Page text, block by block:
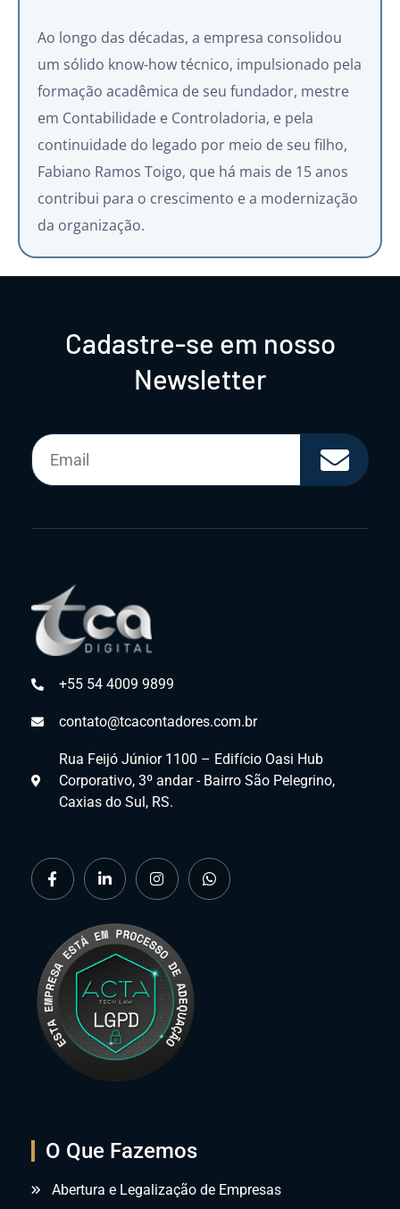
Ao longo das décadas, a empresa consolidou
um sólido know-how técnico, impulsionado pela
formação acadêmica de seu fundador, mestre
em Contabilidade e Controladoria, e pela
continuidade do legado por meio de seu filho,
Fabiano Ramos Toigo, que há mais de 15 anos
contribui para o crescimento e a modernização
da organização.
Cadastre-se em nosso
Newsletter
+55 54 4009 9899
contato@tcacontadores.com.br
Rua Feijó Júnior 1100 – Edifício Oasi Hub
Corporativo, 3º andar - Bairro São Pelegrino,
Caxias do Sul, RS.
O Que Fazemos
Abertura e Legalização de Empresas